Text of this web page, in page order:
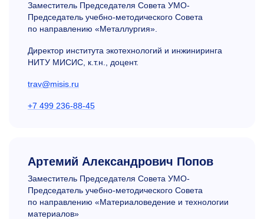
Заместитель Председателя Совета УМО-
Председатель учебно-методического Совета
по направлению «Металлургия».
Директор института экотехнологий и инжиниринга
НИТУ МИСИС, к.т.н., доцент.
trav@misis.ru
+7 499 236-88-45
Артемий Александрович Попов
Заместитель Председателя Совета УМО-
Председатель учебно-методического Совета
по направлению «Материаловедение и технологии
материалов»